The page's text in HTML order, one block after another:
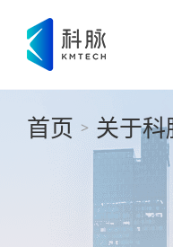
首页 > 关于科